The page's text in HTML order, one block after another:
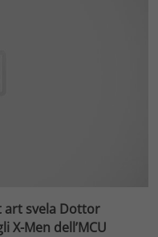
art svela Dottor
X-Men dell’MCU